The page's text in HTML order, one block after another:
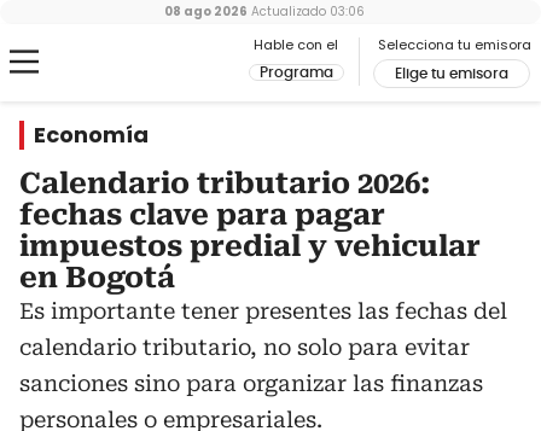
Hable con el
Programa
Selecciona tu emisora
Elige tu emisora
08 ago 2026 Actualizado 03:06
Economía
Calendario tributario 2026:
fechas clave para pagar
impuestos predial y vehicular
en Bogotá
Es importante tener presentes las fechas del
calendario tributario, no solo para evitar
sanciones sino para organizar las finanzas
personales o empresariales.